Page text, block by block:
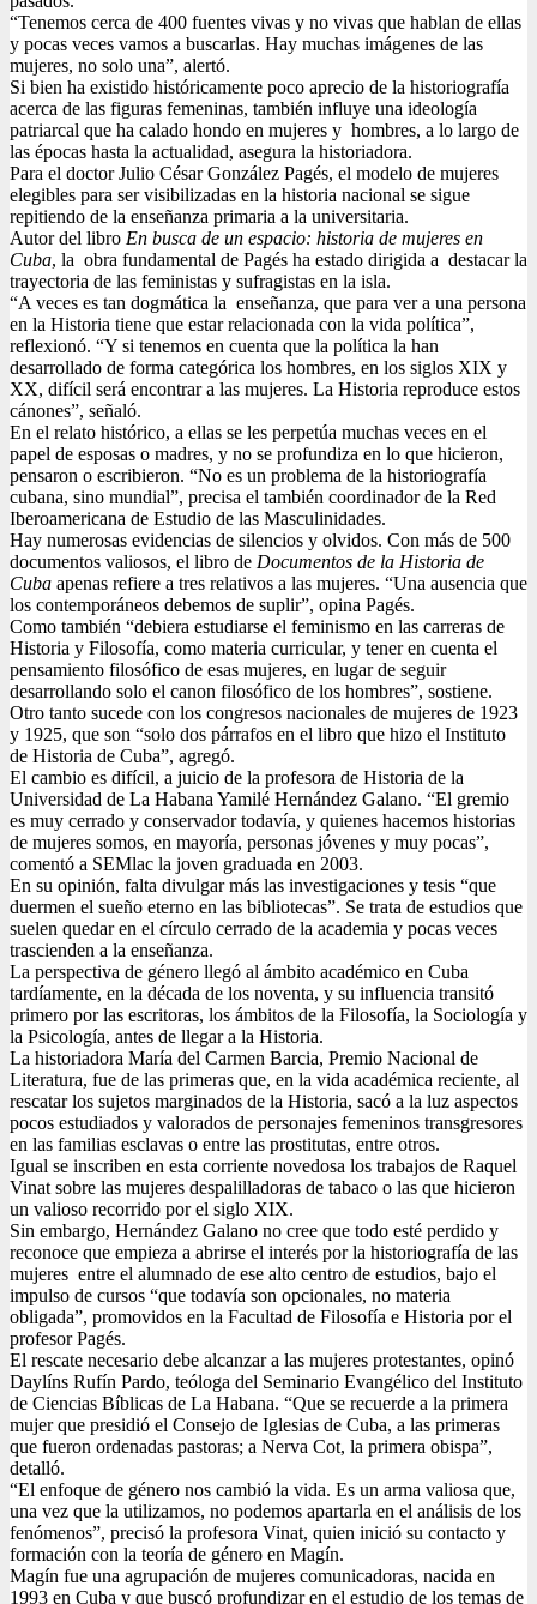
“Tenemos cerca de 400 fuentes vivas y no vivas que hablan de ellas
y pocas veces vamos a buscarlas. Hay muchas imágenes de las
mujeres, no solo una”, alertó.
Si bien ha existido históricamente poco aprecio de la historiografía
acerca de las figuras femeninas, también influye una ideología
patriarcal que ha calado hondo en mujeres y hombres, a lo largo de
las épocas hasta la actualidad, asegura la historiadora.
Para el doctor Julio César González Pagés, el modelo de mujeres
elegibles para ser visibilizadas en la historia nacional se sigue
repitiendo de la enseñanza primaria a la universitaria.
Autor del libro En busca de un espacio: historia de mujeres en
Cuba, la obra fundamental de Pagés ha estado dirigida a destacar la
trayectoria de las feministas y sufragistas en la isla.
“A veces es tan dogmática la enseñanza, que para ver a una persona
en la Historia tiene que estar relacionada con la vida política”,
reflexionó. “Y si tenemos en cuenta que la política la han
desarrollado de forma categórica los hombres, en los siglos XIX y
XX, difícil será encontrar a las mujeres. La Historia reproduce estos
cánones”, señaló.
En el relato histórico, a ellas se les perpetúa muchas veces en el
papel de esposas o madres, y no se profundiza en lo que hicieron,
pensaron o escribieron. “No es un problema de la historiografía
cubana, sino mundial”, precisa el también coordinador de la Red
Iberoamericana de Estudio de las Masculinidades.
Hay numerosas evidencias de silencios y olvidos. Con más de 500
documentos valiosos, el libro de Documentos de la Historia de
Cuba apenas refiere a tres relativos a las mujeres. “Una ausencia que
los contemporáneos debemos de suplir”, opina Pagés.
Como también “debiera estudiarse el feminismo en las carreras de
Historia y Filosofía, como materia curricular, y tener en cuenta el
pensamiento filosófico de esas mujeres, en lugar de seguir
desarrollando solo el canon filosófico de los hombres”, sostiene.
Otro tanto sucede con los congresos nacionales de mujeres de 1923
y 1925, que son “solo dos párrafos en el libro que hizo el Instituto
de Historia de Cuba”, agregó.
El cambio es difícil, a juicio de la profesora de Historia de la
Universidad de La Habana Yamilé Hernández Galano. “El gremio
es muy cerrado y conservador todavía, y quienes hacemos historias
de mujeres somos, en mayoría, personas jóvenes y muy pocas”,
comentó a SEMlac la joven graduada en 2003.
En su opinión, falta divulgar más las investigaciones y tesis “que
duermen el sueño eterno en las bibliotecas”. Se trata de estudios que
suelen quedar en el círculo cerrado de la academia y pocas veces
trascienden a la enseñanza.
La perspectiva de género llegó al ámbito académico en Cuba
tardíamente, en la década de los noventa, y su influencia transitó
primero por las escritoras, los ámbitos de la Filosofía, la Sociología y
la Psicología, antes de llegar a la Historia.
La historiadora María del Carmen Barcia, Premio Nacional de
Literatura, fue de las primeras que, en la vida académica reciente, al
rescatar los sujetos marginados de la Historia, sacó a la luz aspectos
pocos estudiados y valorados de personajes femeninos transgresores
en las familias esclavas o entre las prostitutas, entre otros.
Igual se inscriben en esta corriente novedosa los trabajos de Raquel
Vinat sobre las mujeres despalilladoras de tabaco o las que hicieron
un valioso recorrido por el siglo XIX.
Sin embargo, Hernández Galano no cree que todo esté perdido y
reconoce que empieza a abrirse el interés por la historiografía de las
mujeres entre el alumnado de ese alto centro de estudios, bajo el
impulso de cursos “que todavía son opcionales, no materia
obligada”, promovidos en la Facultad de Filosofía e Historia por el
profesor Pagés.
El rescate necesario debe alcanzar a las mujeres protestantes, opinó
Daylíns Rufín Pardo, teóloga del Seminario Evangélico del Instituto
de Ciencias Bíblicas de La Habana. “Que se recuerde a la primera
mujer que presidió el Consejo de Iglesias de Cuba, a las primeras
que fueron ordenadas pastoras; a Nerva Cot, la primera obispa”,
detalló.
“El enfoque de género nos cambió la vida. Es un arma valiosa que,
una vez que la utilizamos, no podemos apartarla en el análisis de los
fenómenos”, precisó la profesora Vinat, quien inició su contacto y
formación con la teoría de género en Magín.
Magín fue una agrupación de mujeres comunicadoras, nacida en
1993 en Cuba y que buscó profundizar en el estudio de los temas de